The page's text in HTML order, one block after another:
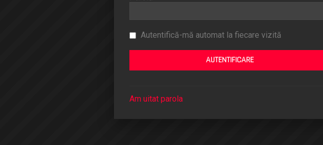
Autentifică-mă automat la fiecare vizită
Am uitat parola